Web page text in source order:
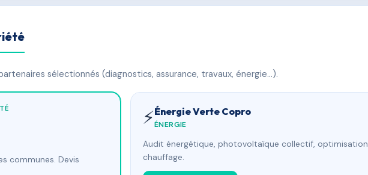
sélectionnés (diagnostics, assurance, travaux, énergie…).
communes. Devis
⚡Énergie Verte Copro
ÉNERGIE
Audit énergétique, photovoltaïque collectif, optimisation
chauffage.